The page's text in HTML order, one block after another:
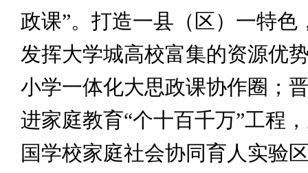
政课”。打造一县（区）一特色
发挥大学城高校富集的资源优
小学一体化大思政课协作圈；
进家庭教育“个十百千万”工程
国学校家庭社会协同育人实验